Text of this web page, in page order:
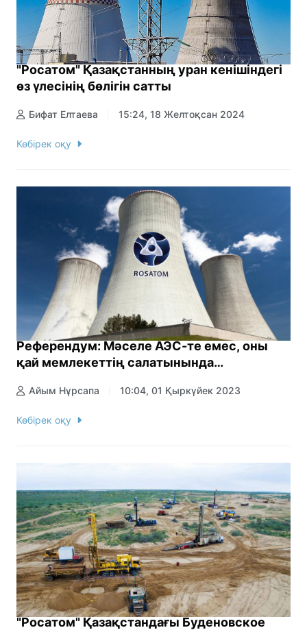
"Росатом" Қазақстанның уран кенішіндегі
өз үлесінің бөлігін сатты
Бифат Елтаева 15:24, 18 Желтоқсан 2024
Көбірек оқу
Референдум: Мәселе АЭС-те емес, оны
қай мемлекеттің салатынында…
Айым Нұрсапа 10:04, 01 Қыркүйек 2023
Көбірек оқу
"Росатом" Қазақстандағы Буденовское